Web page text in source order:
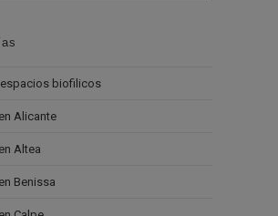
biofilicos
Alicante
Altea
Benissa